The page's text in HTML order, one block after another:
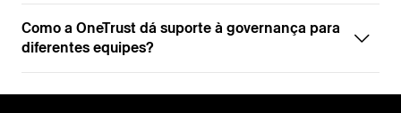
Como a OneTrust dá suporte à governança para
diferentes equipes?